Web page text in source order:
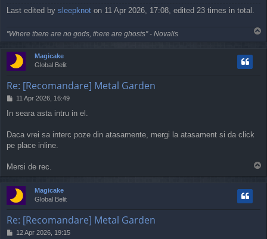
Last edited by sleepknot on 11 Apr 2026, 17:08, edited 23 times in total.
"Where there are no gods, there are ghosts" - Novalis
o
Magicake
Global Belit
Re: [Recomandare] Metal Garden
P
s
11 Apr 2026, 16:49
In seara asta intru in el.
Daca vrei sa interc poze din atasamente, mergi la atasament si da click
pe place inline.
Mersi de rec.
Magicake
Global Belit
Re: [Recomandare] Metal Garden
P12 Apr 2026, 19:15